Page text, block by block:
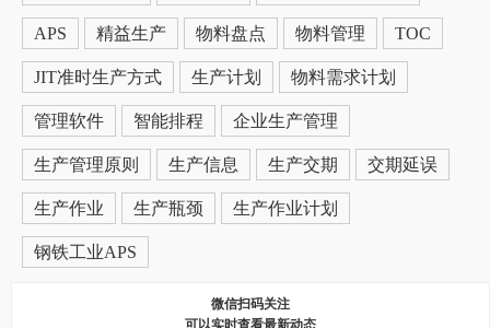
APS 精益生产 物料盘点 物料管理 TOC
JIT准时生产方式 生产计划 物料需求计划
管理软件 智能排程 企业生产管理
生产管理原则 生产信息 生产交期 交期延误
生产作业 生产瓶颈 生产作业计划
钢铁工业APS
微信扫码关注
可以实时查看最新动态